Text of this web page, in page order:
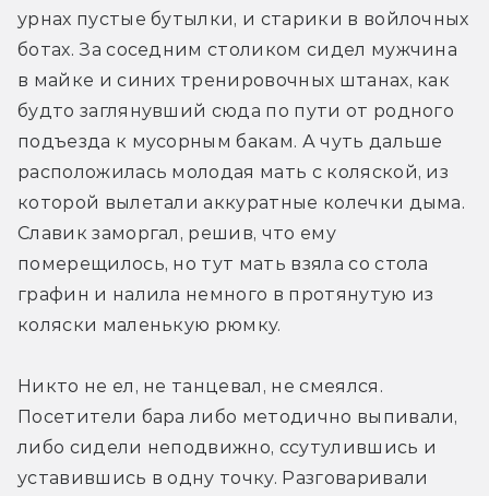
урнах пустые бутылки, и старики в войлочных
ботах. За соседним столиком сидел мужчина
в майке и синих тренировочных штанах, как
будто заглянувший сюда по пути от родного
подъезда к мусорным бакам. А чуть дальше
расположилась молодая мать с коляской, из
которой вылетали аккуратные колечки дыма.
Славик заморгал, решив, что ему
померещилось, но тут мать взяла со стола
графин и налила немного в протянутую из
коляски маленькую рюмку.
Никто не ел, не танцевал, не смеялся.
Посетители бара либо методично выпивали,
либо сидели неподвижно, ссутулившись и
уставившись в одну точку. Разговаривали